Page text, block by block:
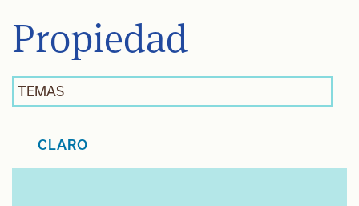
Propiedad
TEMAS
CLARO